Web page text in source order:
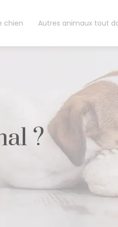
chien Autres animaux tout
?